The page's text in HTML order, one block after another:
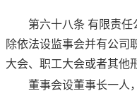
第六十八条 有限责任
除依法设监事会并有公司
大会、职工大会或者其他
董事会设董事长一人